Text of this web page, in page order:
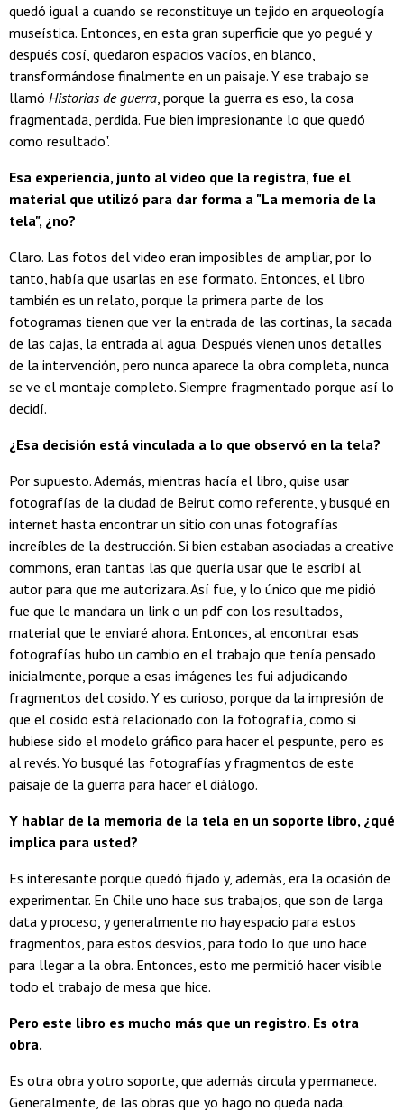
quedó igual a cuando se reconstituye un tejido en arqueología
museística. Entonces, en esta gran superficie que yo pegué y
después cosí, quedaron espacios vacíos, en blanco,
transformándose finalmente en un paisaje. Y ese trabajo se
llamó Historias de guerra , porque la guerra es eso, la cosa
fragmentada, perdida. Fue bien impresionante lo que quedó
como resultado".
Esa experiencia, junto al video que la registra, fue el
material que utilizó para dar forma a "La memoria de la
tela", ¿no?
Claro. Las fotos del video eran imposibles de ampliar, por lo
tanto, había que usarlas en ese formato. Entonces, el libro
también es un relato, porque la primera parte de los
fotogramas tienen que ver la entrada de las cortinas, la sacada
de las cajas, la entrada al agua. Después vienen unos detalles
de la intervención, pero nunca aparece la obra completa, nunca
se ve el montaje completo. Siempre fragmentado porque así lo
decidí.
¿Esa decisión está vinculada a lo que observó en la tela?
Por supuesto. Además, mientras hacía el libro, quise usar
fotografías de la ciudad de Beirut como referente, y busqué en
internet hasta encontrar un sitio con unas fotografías
increíbles de la destrucción. Si bien estaban asociadas a creative
commons, eran tantas las que quería usar que le escribí al
autor para que me autorizara. Así fue, y lo único que me pidió
fue que le mandara un link o un pdf con los resultados,
material que le enviaré ahora. Entonces, al encontrar esas
fotografías hubo un cambio en el trabajo que tenía pensado
inicialmente, porque a esas imágenes les fui adjudicando
fragmentos del cosido. Y es curioso, porque da la impresión de
que el cosido está relacionado con la fotografía, como si
hubiese sido el modelo gráfico para hacer el pespunte, pero es
al revés. Yo busqué las fotografías y fragmentos de este
paisaje de la guerra para hacer el diálogo.
Y hablar de la memoria de la tela en un soporte libro, ¿qué
implica para usted?
Es interesante porque quedó fijado y, además, era la ocasión de
experimentar. En Chile uno hace sus trabajos, que son de larga
data y proceso, y generalmente no hay espacio para estos
fragmentos, para estos desvíos, para todo lo que uno hace
para llegar a la obra. Entonces, esto me permitió hacer visible
todo el trabajo de mesa que hice.
Pero este libro es mucho más que un registro. Es otra
obra.
Es otra obra y otro soporte, que además circula y permanece.
Generalmente, de las obras que yo hago no queda nada.